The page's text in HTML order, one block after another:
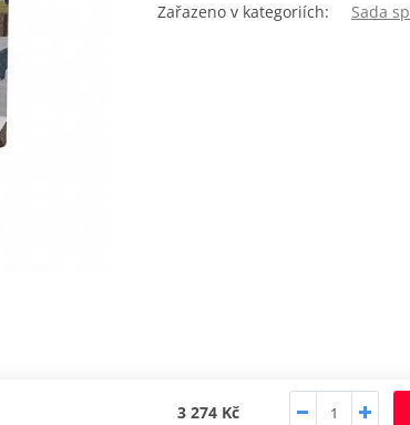
Zařazeno v kategoriích: Sada
3 274 Kč